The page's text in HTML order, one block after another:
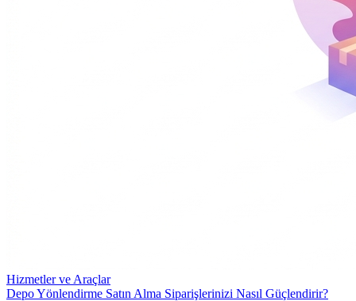
Hizmetler ve Araçlar
Depo Yönlendirme Satın Alma Siparişlerinizi Nasıl Güçlendirir?